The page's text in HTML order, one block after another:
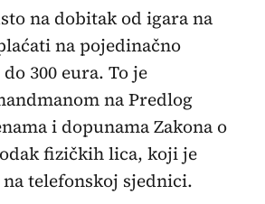
na pojedinačno
300 eura. To je
na Predlog
i dopunama Zakona o
fizičkih lica, koji je
telefonskoj sjednici.